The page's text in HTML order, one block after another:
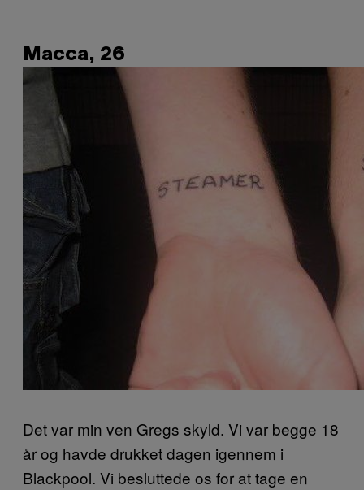
Macca, 26
Det var min ven Gregs skyld. Vi var begge 18
år og havde drukket dagen igennem i
Blackpool. Vi besluttede os for at tage en